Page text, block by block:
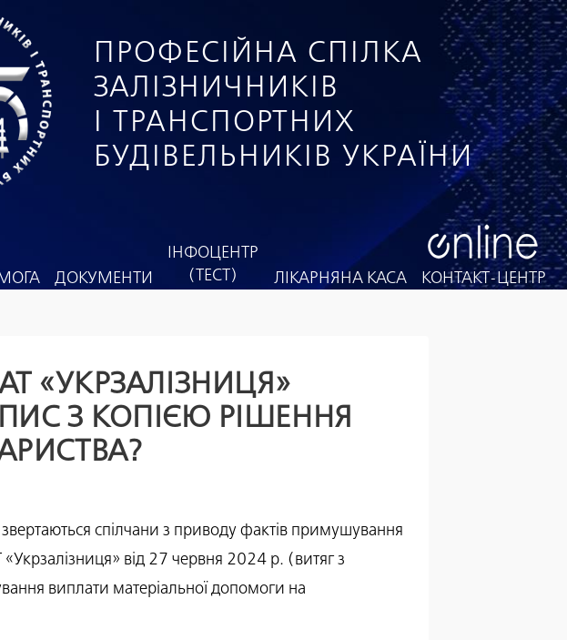
ПРОФЕСІЙНА СПІЛКА
ЗАЛІЗНИЧНИКІВ
І ТРАНСПОРТНИХ
БУДІВЕЛЬНИКІВ УКРАЇНИ
ДОКУМЕНТИ
ІНФОЦЕНТР
(ТЕСТ)
ЛІКАРНЯНА КАСА КОНТАКТ-ЦЕНТР
«УКРЗАЛІЗНИЦЯ»
З КОПІЄЮ РІШЕННЯ
спілчани з приводу фактів примушування
від 27 червня 2024 р. (витяг з
виплати матеріальної допомоги на